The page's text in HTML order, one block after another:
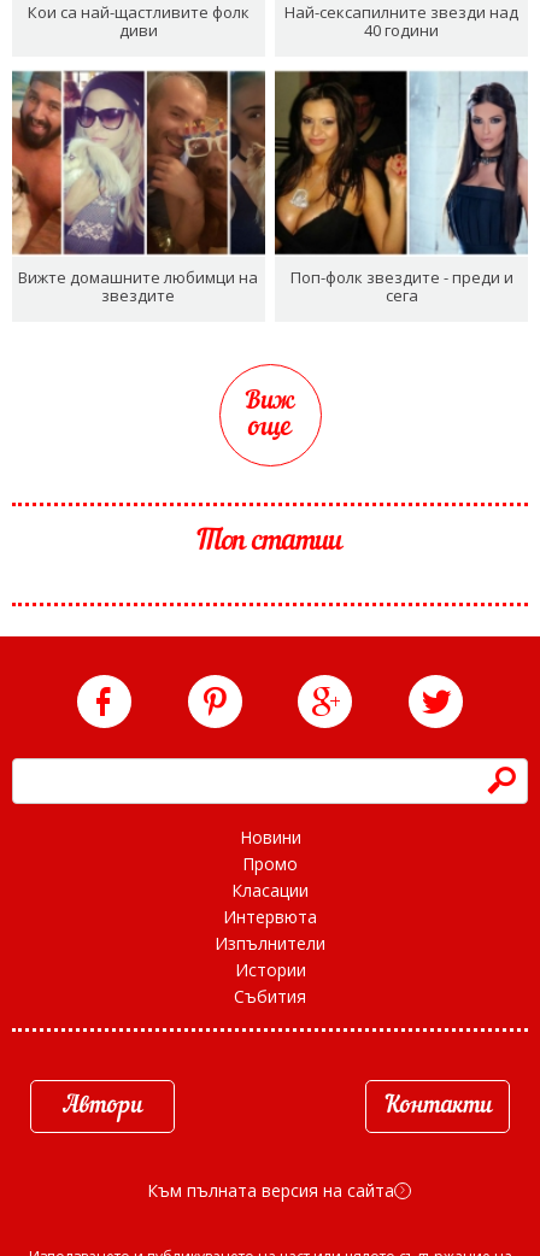
Кои са най-щастливите фолк
диви
Най-сексапилните звезди над
40 години
Вижте домашните любимци на
звездите
Поп-фолк звездите - преди и
сега
Виж
още
Топ статии
h
Новини
Промо
Класации
Интервюта
Изпълнители
Истории
Събития
Автори Контакти
Към пълната версия на сайта d